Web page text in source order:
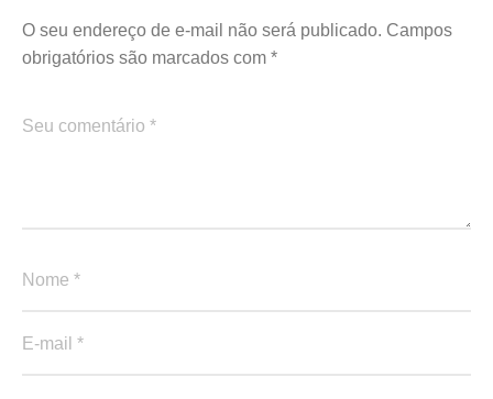
O seu endereço de e-mail não será publicado. Campos
obrigatórios são marcados com *